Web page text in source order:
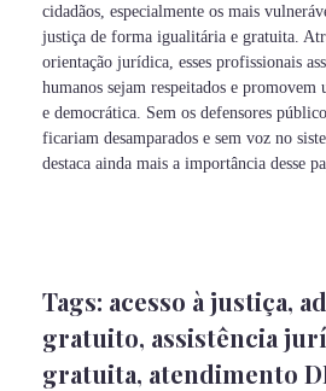
cidadãos, especialmente os mais
justiça de forma igualitária e gratuita.
orientação jurídica, esses profissionais
humanos sejam respeitados e promovem
e democrática. Sem os defensores
ficariam desamparados e sem voz no
destaca ainda mais a importância desse
Tags: acesso à justiça,
gratuito, assistência
gratuita, atendimento